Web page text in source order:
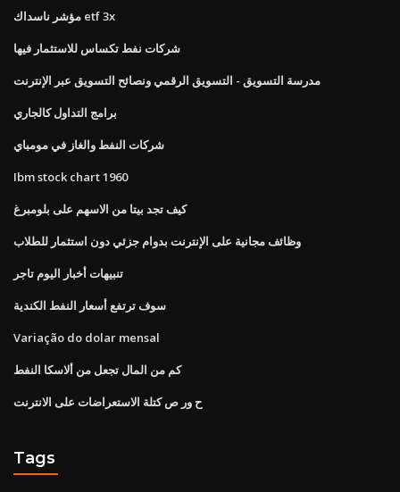
مؤشر ناسداك etf 3x
شركات نفط تكساس للاستثمار فيها
مدرسة التسويق - التسويق الرقمي ونصائح التسويق عبر الإنترنت
برامج التداول كالجاري
شركات النفط والغاز في مومباي
Ibm stock chart 1960
كيف تجد بيتا من الاسهم على بلومبرغ
وظائف مجانية على الإنترنت بدوام جزئي دون استثمار للطلاب
تنبيهات أخبار اليوم تاجر
سوف ترتفع أسعار النفط الكندية
Variação do dolar mensal
كم من المال تجعل من ألاسكا النفط
ح ور ص كتلة الاستعراضات على الانترنت
Tags